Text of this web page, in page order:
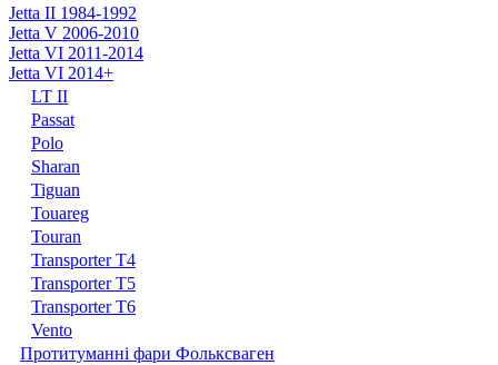
Jetta II 1984-1992
Jetta V 2006-2010
Jetta VI 2011-2014
Jetta VI 2014+
LT II
Passat
Polo
Sharan
Tiguan
Touareg
Touran
Transporter T4
Transporter T5
Transporter T6
Vento
Протитуманні фари Фольксваген